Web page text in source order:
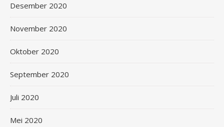
Desember 2020
November 2020
Oktober 2020
September 2020
Juli 2020
Mei 2020